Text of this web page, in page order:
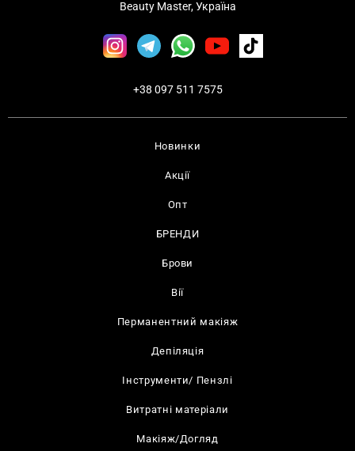
Новинки
Акції
Опт
БРЕНДИ
Брови
Вії
Перманентний макіяж
Депіляція
Інструменти/ Пензлі
Витратні матеріали
Макіяж/Догляд
Beauty Master, Україна
+38 097 511 7575